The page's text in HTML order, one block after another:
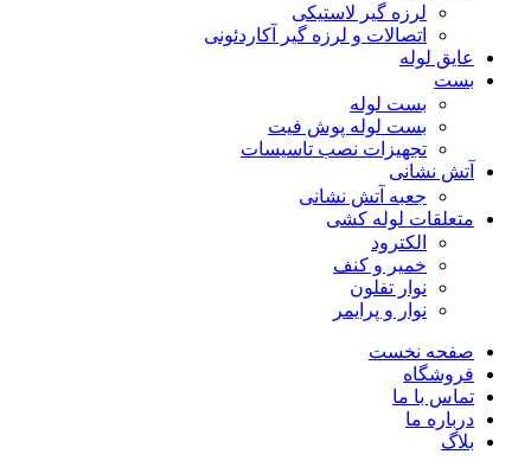
لرزه گیر لاستیکی
اتصالات و لرزه گیر آکاردئونی
عایق لوله
بست
بست لوله
بست لوله پوش فیت
تجهیزات نصب تاسیسات
آتش نشانی
جعبه آتش نشانی
متعلقات لوله کشی
الکترود
خمیر و کنف
نوار تفلون
نوار و پرایمر
صفحه نخست
فروشگاه
تماس با ما
درباره ما
بلاگ